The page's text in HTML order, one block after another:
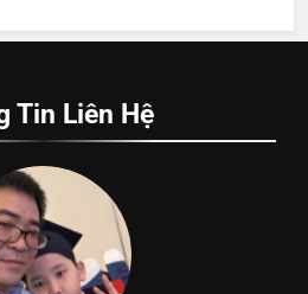
Tin Liên Hệ